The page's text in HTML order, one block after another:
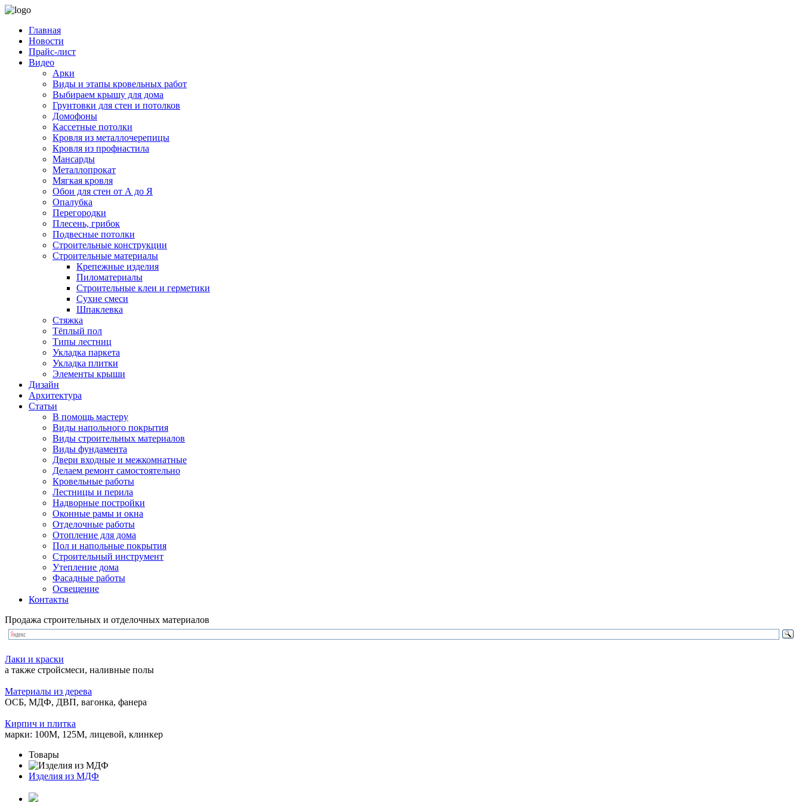
Главная
Новости
Прайс-лист
Видео
Арки
Виды и этапы кровельных работ
Выбираем крышу для дома
Грунтовки для стен и потолков
Домофоны
Кассетные потолки
Кровля из металлочерепицы
Кровля из профнастила
Мансарды
Металлопрокат
Мягкая кровля
Обои для стен от А до Я
Опалубка
Перегородки
Плесень, грибок
Подвесные потолки
Строительные конструкции
Строительные материалы
Крепежные изделия
Пиломатериалы
Строительные клеи и герметики
Сухие смеси
Шпаклевка
Стяжка
Тёплый пол
Типы лестниц
Укладка паркета
Укладка плитки
Элементы крыши
Дизайн
Архитектура
Статьи
В помощь мастеру
Виды напольного покрытия
Виды строительных материалов
Виды фундамента
Двери входные и межкомнатные
Делаем ремонт самостоятельно
Кровельные работы
Лестницы и перила
Надворные постройки
Оконные рамы и окна
Отделочные работы
Отопление для дома
Пол и напольные покрытия
Строительный инструмент
Утепление дома
Фасадные работы
Освещение
Контакты
Продажа строительных и отделочных материалов
Лаки и краски
а также стройсмеси, наливные полы
Материалы из дерева
ОСБ, МДФ, ДВП, вагонка, фанера
Кирпич и плитка
марки: 100М, 125М, лицевой, клинкер
Товары
Изделия из МДФ